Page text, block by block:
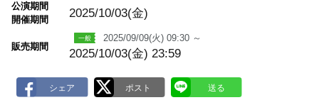
公演期間
開催期間
2025/10/03(金)
販売期間
2025/09/09(火) 09:30 ～
2025/10/03(金) 23:59